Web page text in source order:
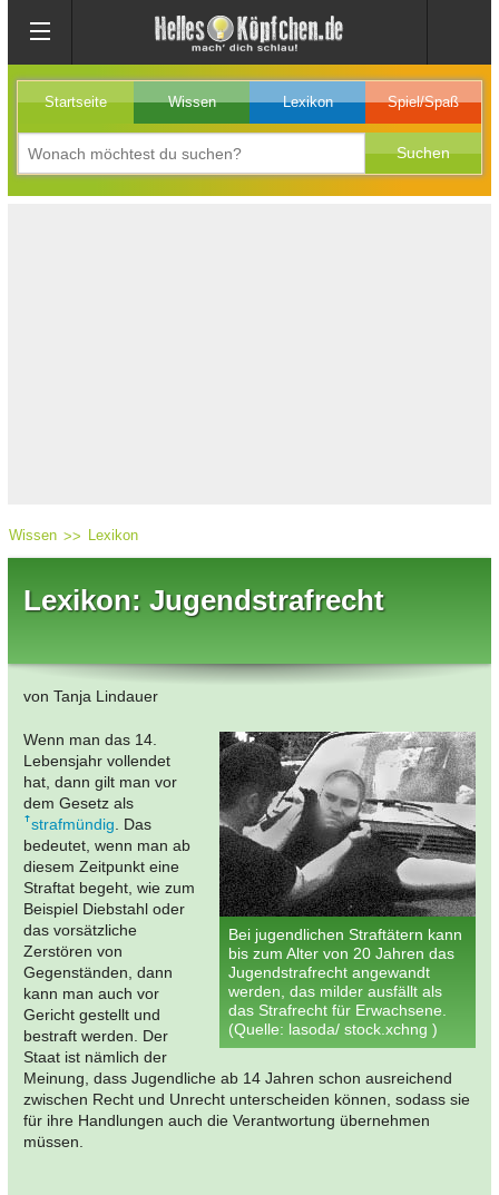
Startseite Wissen Lexikon Spiel/Spaß
Wissen Lexikon
Lexikon: Jugendstrafrecht
von Tanja Lindauer
Bei jugendlichen Straftätern kann
bis zum Alter von 20 Jahren das
Jugendstrafrecht angewandt
werden, das milder ausfällt als
das Strafrecht für Erwachsene.
(Quelle: lasoda/ stock.xchng )
Wenn man das 14.
Lebensjahr vollendet
hat, dann gilt man vor
dem Gesetz als
strafmündig. Das
bedeutet, wenn man ab
diesem Zeitpunkt eine
Straftat begeht, wie zum
Beispiel Diebstahl oder
das vorsätzliche
Zerstören von
Gegenständen, dann
kann man auch vor
Gericht gestellt und
bestraft werden. Der
Staat ist nämlich der
Meinung, dass Jugendliche ab 14 Jahren schon ausreichend
zwischen Recht und Unrecht unterscheiden können, sodass sie
für ihre Handlungen auch die Verantwortung übernehmen
müssen.